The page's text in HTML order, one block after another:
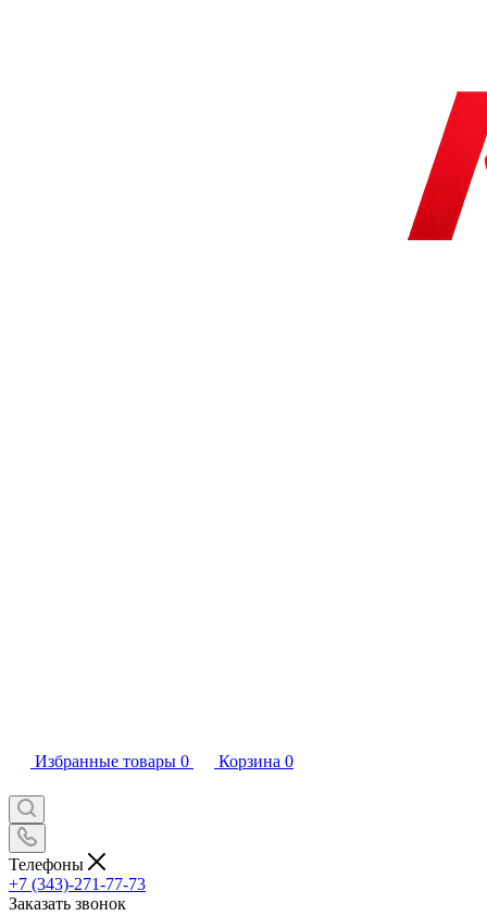
Избранные товары 0 Корзина 0
Телефоны
+7 (343)-271-77-73
Заказать звонок